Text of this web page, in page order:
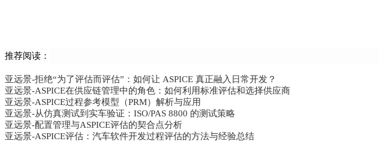
推荐阅读：
亚远景-拒绝“为了评估而评估”：如何让 ASPICE 真正融入日常开发？
亚远景-ASPICE在供应链管理中的角色：如何利用标准评估和选择供应商
亚远景-ASPICE过程参考模型（PRM）解析与应用
亚远景-从仿真测试到实车验证：ISO/PAS 8800 的测试策略
亚远景-配置管理与ASPICE评估的契合点分析
亚远景-ASPICE评估：汽车软件开发过程评估的方法与经验总结